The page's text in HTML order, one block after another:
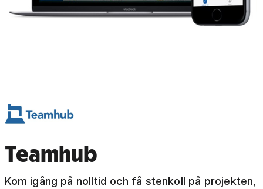
Teamhub
Kom igång på nolltid och få stenkoll på projekten,